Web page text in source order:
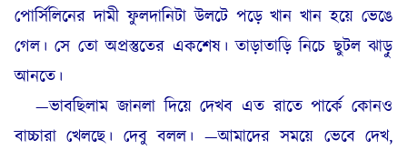
পোর্সিলিনের দামী ফুলদানিটা উলটে পড়ে খান খান হয়ে ভেঙে
গেল। সে তো অপ্রস্তুতের একশেষ। তাড়াতাড়ি নিচে ছুটল ঝাড়ু
আনতে।
—ভাবছিলাম জানলা দিয়ে দেখব এত রাতে পার্কে কোনও
বাচ্চারা খেলছে। দেবু বলল। —আমাদের সময়ে ভেবে দেখ,